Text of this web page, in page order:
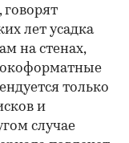
лет усадка
на стенах,
только
и
случае